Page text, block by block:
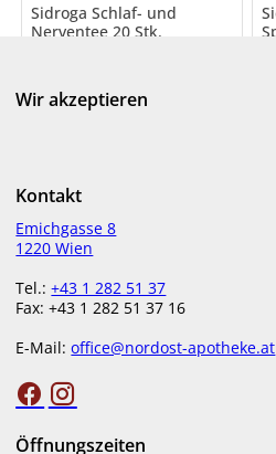
Sidroga Schlaf- und
Nerventee 20 Stk.
€6,10
Sidroga Tee Galle + Leber
€6,10
Wir akzeptieren
Kontakt
Emichgasse 8
1220 Wien
Tel.:+43 1 282 51 37
Fax: +43 1 282 51 37 16
E-Mail:office@nordost-apotheke.at
Öffnungszeiten